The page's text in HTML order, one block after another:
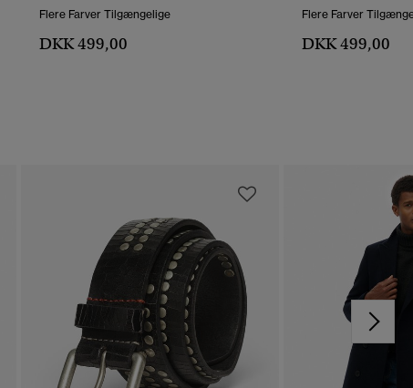
Flere Farver Tilgængelige
DKK 499,00
Flere Farver
DKK 499,00